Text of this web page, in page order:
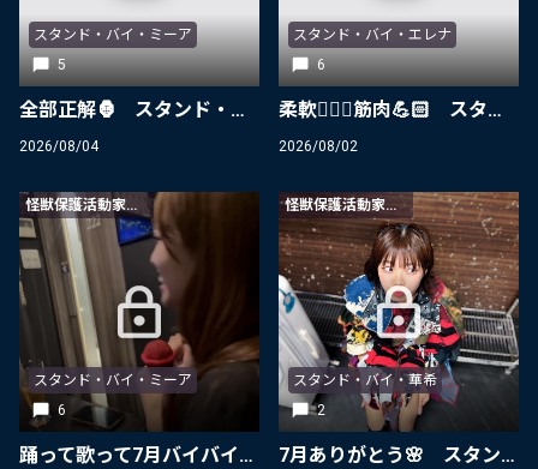
スタンド・バイ・ミーア
5
全部正解🦍 スタンド・バイ・ミーア
2026/08/04
スタンド・バイ・エレナ
6
柔軟🧘🏻‍♀️筋肉💪🏻 スタンド・バイ・エレナ
2026/08/02
怪獣保護活動家限定
スタンド・バイ・ミーア
6
踊って歌って7月バイバイ🦍 スタンド・バイ・ミーア
怪獣保護活動家限定
スタンド・バイ・華希
2
7月ありがとう🌸 スタンド・バイ・華希